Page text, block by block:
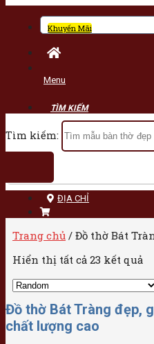
Khuyến Mãi
Menu
Tìm kiếm:
ĐỊA CHỈ
Trang chủ / Đồ thờ Bát
Hiển thị tất cả 23 kết quả
Đồ thờ Bát Tràng đẹp,
chất lượng cao